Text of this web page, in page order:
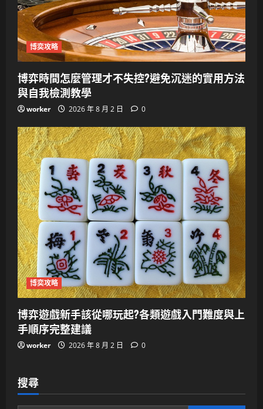
博奕攻略
博弈時間怎麼管理才不失控?避免沉迷的實用方法
與自我檢測教學
worker 2026 年 8 月 2 日 0
博奕攻略
博弈遊戲新手該從哪玩起?各類遊戲入門難度與上
手順序完整建議
worker 2026 年 8 月 2 日 0
搜尋